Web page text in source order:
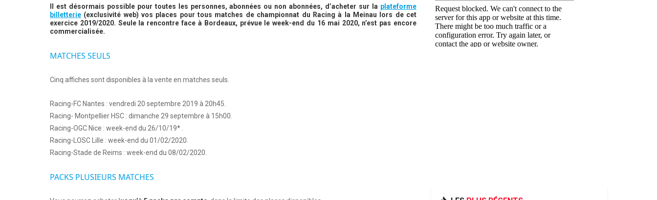
Il est désormais possible pour toutes les personnes, abonnées ou non abonnées, d’acheter sur la plateforme
billetterie (exclusivité web) vos places pour tous matches de championnat du Racing à la Meinau lors de cet
exercice 2019/2020. Seule la rencontre face à Bordeaux, prévue le week-end du 16 mai 2020, n’est pas encore
commercialisée.
MATCHES SEULS
Cinq affiches sont disponibles à la vente en matches seuls.
Racing-FC Nantes : vendredi 20 septembre 2019 à 20h45.
Racing- Montpellier HSC : dimanche 29 septembre à 15h00.
Racing-OGC Nice : week-end du 26/10/19* .
Racing-LOSC Lille : week-end du 01/02/2020.
Racing-Stade de Reims : week-end du 08/02/2020.
PACKS PLUSIEURS MATCHES